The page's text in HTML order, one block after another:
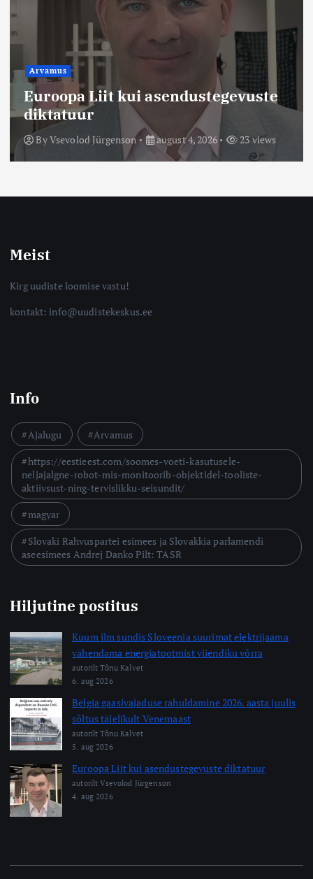
Arvamus
Euroopa Liit kui asendustegevuste
diktatuur
ByVsevolod Jürgenson august 4, 2026 23 views
Meist
Kirg uudiste loomise vastu!
kontakt: info@uudistekeskus.ee
Info
Ajalugu
Arvamus
https://eestieest.com/soomes-voeti-kasutusele-
neljajalgne-robot-mis-monitoorib-objektidel-tooliste-
aktiivsust-ning-tervislikku-seisundit/
magyar
Slovaki Rahvuspartei esimees ja Slovakkia parlamendi
aseesimees Andrej Danko Pilt: TASR
Hiljutine postitus
Kuum ilm sundis Sloveenia suurimat elektrijaama
vähendama energiatootmist viiendiku võrra
autorilt Tõnu Kalvet
6. aug 2026
Belgia gaasivajaduse rahuldamine 2026. aasta juulis
sõltus täielikult Venemaast
autorilt Tõnu Kalvet
5. aug 2026
Euroopa Liit kui asendustegevuste diktatuur
autorilt Vsevolod Jürgenson
4. aug 2026